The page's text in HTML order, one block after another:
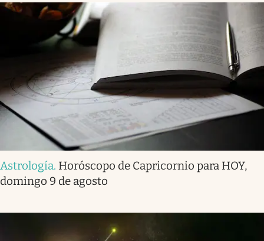
Astrología. Horóscopo de Capricornio para HOY,
domingo 9 de agosto